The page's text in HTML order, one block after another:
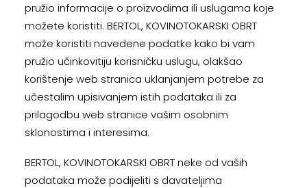
pružio informacije o proizvodima ili uslugama koje
možete koristiti. BERTOL, KOVINOTOKARSKI OBRT
može koristiti navedene podatke kako bi vam
pružio učinkovitiju korisničku uslugu, olakšao
korištenje web stranica uklanjanjem potrebe za
učestalim upisivanjem istih podataka ili za
prilagodbu web stranice vašim osobnim
sklonostima i interesima.
BERTOL, KOVINOTOKARSKI OBRT neke od vaših
podataka može podijeliti s davateljima